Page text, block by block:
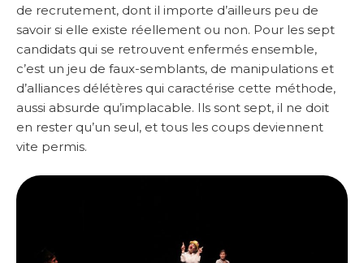
de recrutement, dont il importe d’ailleurs peu de
savoir si elle existe réellement ou non. Pour les sept
candidats qui se retrouvent enfermés ensemble,
c’est un jeu de faux-semblants, de manipulations et
d’alliances délétères qui caractérise cette méthode,
aussi absurde qu’implacable. Ils sont sept, il ne doit
en rester qu’un seul, et tous les coups deviennent
vite permis.